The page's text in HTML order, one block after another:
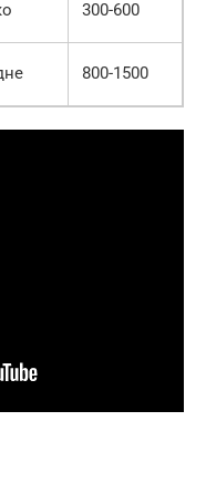
300-600
800-1500